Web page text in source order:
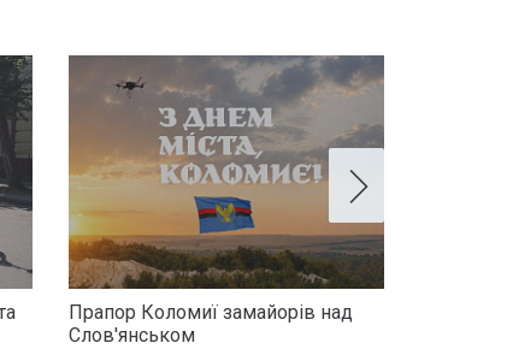
Прапор Коломиї замайорів над
Слов'янськом